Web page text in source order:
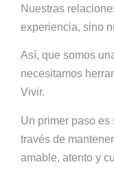
Nuestras
experiencia, sino
Así, que somos
necesitamos
Vivir.
Un primer paso es
través de
amable, atento y